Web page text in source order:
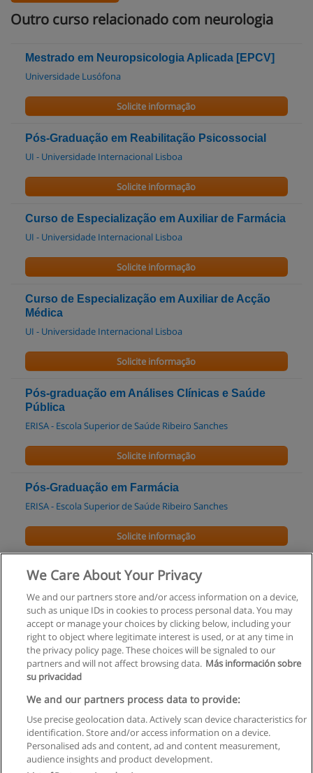
Outro curso relacionado com neurologia
Mestrado em Neuropsicologia Aplicada [EPCV]
Universidade Lusófona
Solicite informação
Pós-Graduação em Reabilitação Psicossocial
UI - Universidade Internacional Lisboa
Solicite informação
Curso de Especialização em Auxiliar de Farmácia
UI - Universidade Internacional Lisboa
Solicite informação
Curso de Especialização em Auxiliar de Acção
Médica
UI - Universidade Internacional Lisboa
Solicite informação
Pós-graduação em Análises Clínicas e Saúde
Pública
ERISA - Escola Superior de Saúde Ribeiro Sanches
Solicite informação
Pós-Graduação em Farmácia
ERISA - Escola Superior de Saúde Ribeiro Sanches
Solicite informação
Pós-graduação em Radiologia e Imagiologia
ERISA - Escola Superior de Saúde Ribeiro Sanches
Solicite informação
Regras de uso
Privacidade de dados
Entrar em contato com Educaedu
We Care About Your Privacy
We and our partners store and/or access information on a device,
such as unique IDs in cookies to process personal data. You may
accept or manage your choices by clicking below, including your
right to object where legitimate interest is used, or at any time in
the privacy policy page. These choices will be signaled to our
partners and will not affect browsing data. Más información sobre
su privacidad
We and our partners process data to provide:
Use precise geolocation data. Actively scan device characteristics for
identification. Store and/or access information on a device.
Personalised ads and content, ad and content measurement,
audience insights and product development.